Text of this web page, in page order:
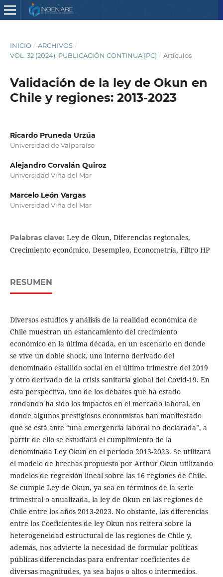
INICIO / ARCHIVOS /
VOL. 32 (2024): PUBLICACIÓN CONTINUA [PC] / Artículos
Validación de la ley de Okun en
Chile y regiones: 2013-2023
Ricardo Pruneda Urzúa
Universidad de Valparaíso
Alejandro Corvalán Quiroz
Universidad Viña del Mar
Marcelo León Vargas
Universidad Viña del Mar
Palabras clave: Ley de Okun, Diferencias regionales,
Crecimiento económico, Desempleo, Econometría, Filtro HP
RESUMEN
Diversos estudios y análisis de la realidad económica de
Chile muestran un estancamiento del crecimiento
económico en la última década, en un escenario en donde
se vive un doble shock, uno interno derivado del
denominado estallido social en el último trimestre del 2019
y otro derivado de la crisis sanitaria global del Covid-19. En
esta perspectiva, uno de los debates que ha estado
rondando ha sido los impactos en el mercado laboral, en
donde algunos prestigiosos economistas han manifestado
que se está ante “una emergencia laboral no declarada”, a
partir de ello se estudiará el cumplimiento de la
denominada Ley Okun en el período 2013-2023. Se utilizará
el modelo de brechas propuesto por Arthur Okun utilizando
modelos de regresión lineal sobre las 16 regiones de Chile.
Se cumple Ley de Okun, ya sea en términos de la serie
trimestral o anualizada, la ley de Okun en las regiones de
Chile entre los años 2013-2023. No obstante, las diferencias
entre los Coeficientes de ley Okun nos reitera sobre la
heterogeneidad estructural de las regiones de Chile y,
además, nos advierte la necesidad de formular políticas
públicas diferenciadas para enfrentar coeficientes de
diversas magnitudes, ya sea bajos o altos o intermedios.